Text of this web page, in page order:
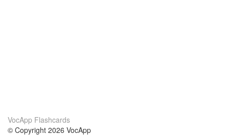
VocApp Flashcards
© Copyright 2026 VocApp